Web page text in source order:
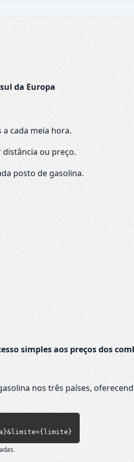
da Europa
a cada meia hora.
ou preço.
posto de gasolina.
simples aos preços dos
nos três países,